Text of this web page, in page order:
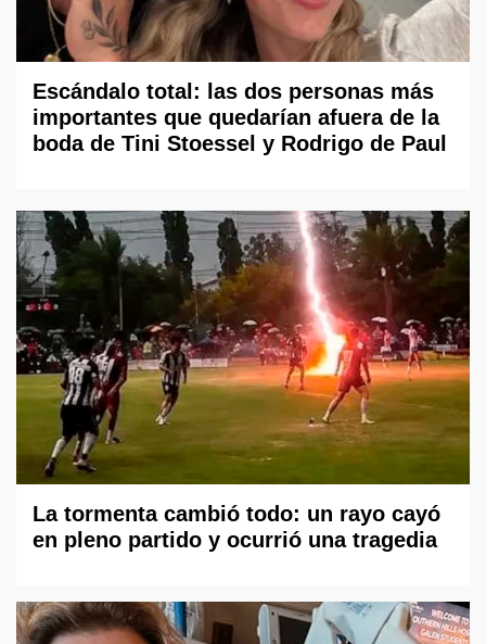
Escándalo total: las dos personas más
importantes que quedarían afuera de la
boda de Tini Stoessel y Rodrigo de Paul
La tormenta cambió todo: un rayo cayó
en pleno partido y ocurrió una tragedia